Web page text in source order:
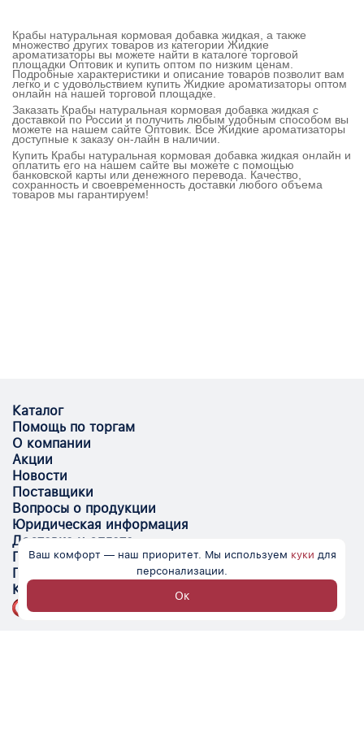
Крабы натуральная кормовая добавка жидкая, а также
множество других товаров из категории Жидкие
ароматизаторы вы можете найти в каталоге торговой
площадки Оптовик и купить оптом по низким ценам.
Подробные характеристики и описание товаров позволит вам
легко и с удовольствием купить Жидкие ароматизаторы оптом
онлайн на нашей торговой площадке.
Заказать Крабы натуральная кормовая добавка жидкая с
доставкой по России и получить любым удобным способом вы
можете на нашем сайте Оптовик. Все Жидкие ароматизаторы
доступные к заказу он-лайн в наличии.
Купить Крабы натуральная кормовая добавка жидкая онлайн и
оплатить его на нашем сайте вы можете с помощью
банковской карты или денежного перевода. Качество,
сохранность и своевременность доставки любого объема
товаров мы гарантируем!
Каталог
Помощь по торгам
О компании
Акции
Новости
Поставщики
Вопросы о продукции
Юридическая информация
Доставка и оплата
Поставщикам
Помощь
Контакты
Ваш комфорт — наш приоритет. Мы используем куки для
персонализации.
Ок